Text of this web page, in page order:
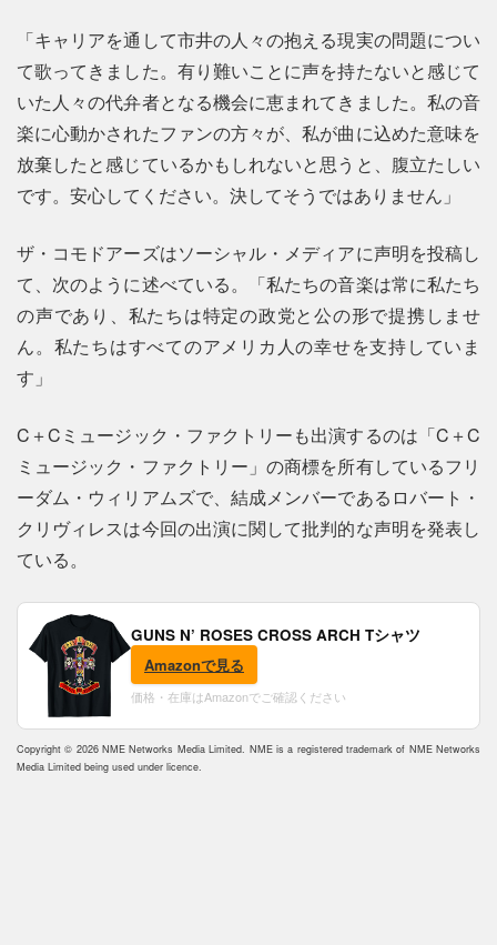
「キャリアを通して市井の人々の抱える現実の問題につい
て歌ってきました。有り難いことに声を持たないと感じて
いた人々の代弁者となる機会に恵まれてきました。私の音
楽に心動かされたファンの方々が、私が曲に込めた意味を
放棄したと感じているかもしれないと思うと、腹立たしい
です。安心してください。決してそうではありません」
ザ・コモドアーズはソーシャル・メディアに声明を投稿し
て、次のように述べている。「私たちの音楽は常に私たち
の声であり、私たちは特定の政党と公の形で提携しませ
ん。私たちはすべてのアメリカ人の幸せを支持していま
す」
C＋Cミュージック・ファクトリーも出演するのは「C＋C
ミュージック・ファクトリー」の商標を所有しているフリ
ーダム・ウィリアムズで、結成メンバーであるロバート・
クリヴィレスは今回の出演に関して批判的な声明を発表し
ている。
GUNS N’ ROSES CROSS ARCH Tシャツ
Amazonで見る
価格・在庫はAmazonでご確認ください
Copyright © 2026 NME Networks Media Limited. NME is a registered trademark of NME Networks
Media Limited being used under licence.